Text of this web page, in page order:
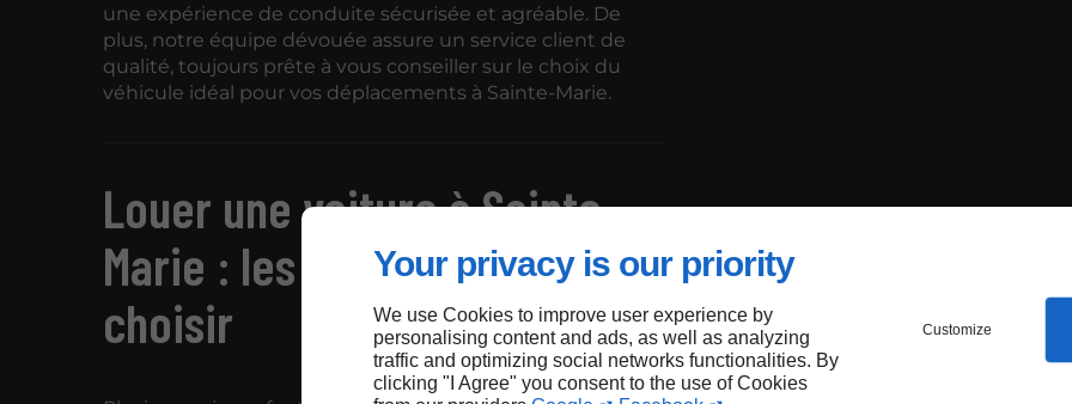
Your privacy is our priority
We use Cookies to improve user experience by
personalising content and ads, as well as analyzing
traffic and optimizing social networks functionalities. By
clicking "I Agree" you consent to the use of Cookies
Customize
une expérience de conduite sécurisée et agréable. De
plus, notre équipe dévouée assure un service client de
qualité, toujours prête à vous conseiller sur le choix du
véhicule idéal pour vos déplacements à Sainte-Marie.
Louer une voiture à Sainte-
Marie : les raisons de nous
choisir